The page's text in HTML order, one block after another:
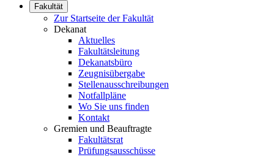
Fakultät
Zur Startseite der Fakultät
Dekanat
Aktuelles
Fakultätsleitung
Dekanatsbüro
Zeugnisübergabe
Stellenausschreibungen
Notfallpläne
Wo Sie uns finden
Kontakt
Gremien und Beauftragte
Fakultätsrat
Prüfungsausschüsse